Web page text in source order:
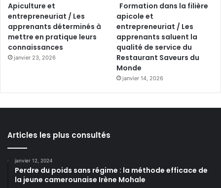
Apiculture et
entrepreneuriat / Les
apprenants déterminés à
mettre en pratique leurs
connaissances
janvier 23, 2026
Formation dans la filière
apicole et
entrepreneuriat / Les
apprenants saluent la
qualité de service du
Restaurant Saveurs du
Monde
janvier 14, 2026
Articles les plus consultés
janvier 12, 2024
Perdre du poids sans régime : la méthode efficace de
la jeune camerounaise Irène Mohale